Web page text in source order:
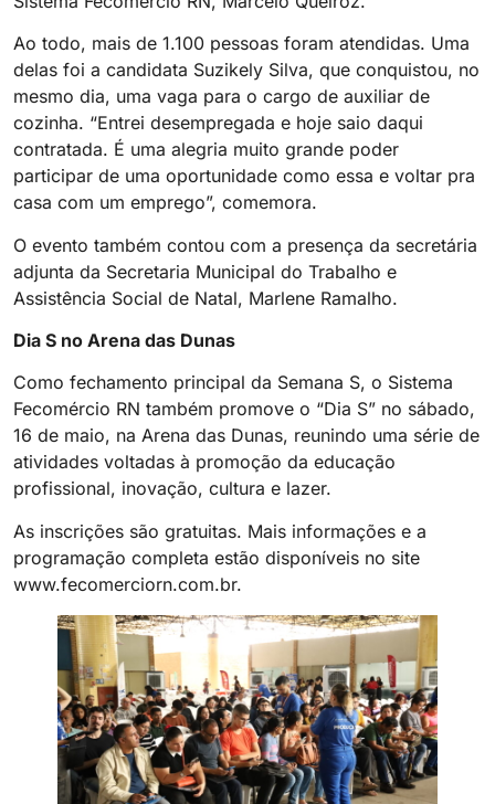
Ao todo, mais de 1.100 pessoas foram atendidas. Uma
delas foi a candidata Suzikely Silva, que conquistou, no
mesmo dia, uma vaga para o cargo de auxiliar de
cozinha. “Entrei desempregada e hoje saio daqui
contratada. É uma alegria muito grande poder
participar de uma oportunidade como essa e voltar pra
casa com um emprego”, comemora.
O evento também contou com a presença da secretária
adjunta da Secretaria Municipal do Trabalho e
Assistência Social de Natal, Marlene Ramalho.
Dia S no Arena das Dunas
Como fechamento principal da Semana S, o Sistema
Fecomércio RN também promove o “Dia S” no sábado,
16 de maio, na Arena das Dunas, reunindo uma série de
atividades voltadas à promoção da educação
profissional, inovação, cultura e lazer.
As inscrições são gratuitas. Mais informações e a
programação completa estão disponíveis no site
www.fecomerciorn.com.br.